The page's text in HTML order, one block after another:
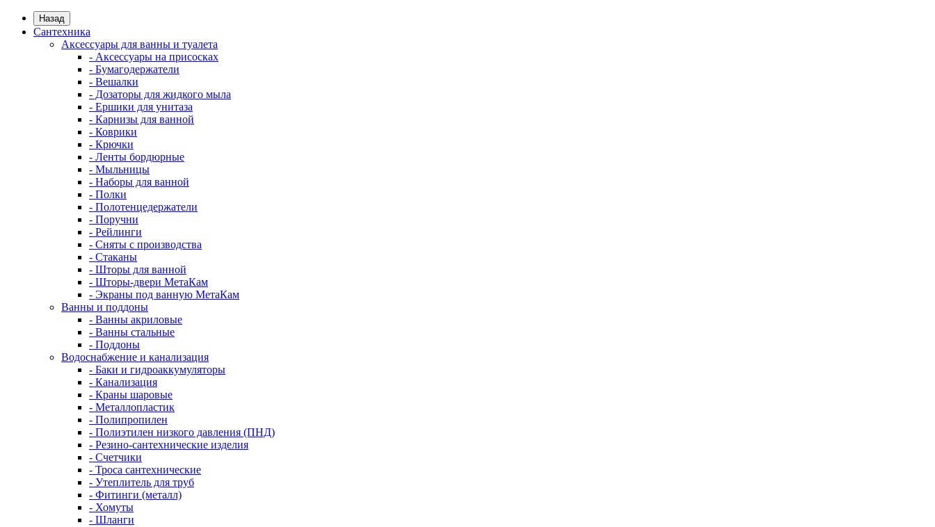
Назад
Сантехника
Аксессуары для ванны и туалета
- Аксессуары на присосках
- Бумагодержатели
- Вешалки
- Дозаторы для жидкого мыла
- Ершики для унитаза
- Карнизы для ванной
- Коврики
- Крючки
- Ленты бордюрные
- Мыльницы
- Наборы для ванной
- Полки
- Полотенцедержатели
- Поручни
- Рейлинги
- Сняты с производства
- Стаканы
- Шторы для ванной
- Шторы-двери МетаКам
- Экраны под ванную МетаКам
Ванны и поддоны
- Ванны акриловые
- Ванны стальные
- Поддоны
Водоснабжение и канализация
- Баки и гидроаккумуляторы
- Канализация
- Краны шаровые
- Металлопластик
- Полипропилен
- Полиэтилен низкого давления (ПНД)
- Резино-сантехнические изделия
- Счетчики
- Троса сантехнические
- Утеплитель для труб
- Фитинги (металл)
- Хомуты
- Шланги